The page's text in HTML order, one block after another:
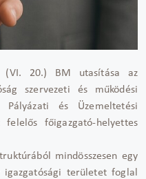
(VI. 20.) BM utasítása az
szervezeti és működési
és Üzemeltetési
felelős főigazgató-helyettes
mindösszesen egy
területet foglal